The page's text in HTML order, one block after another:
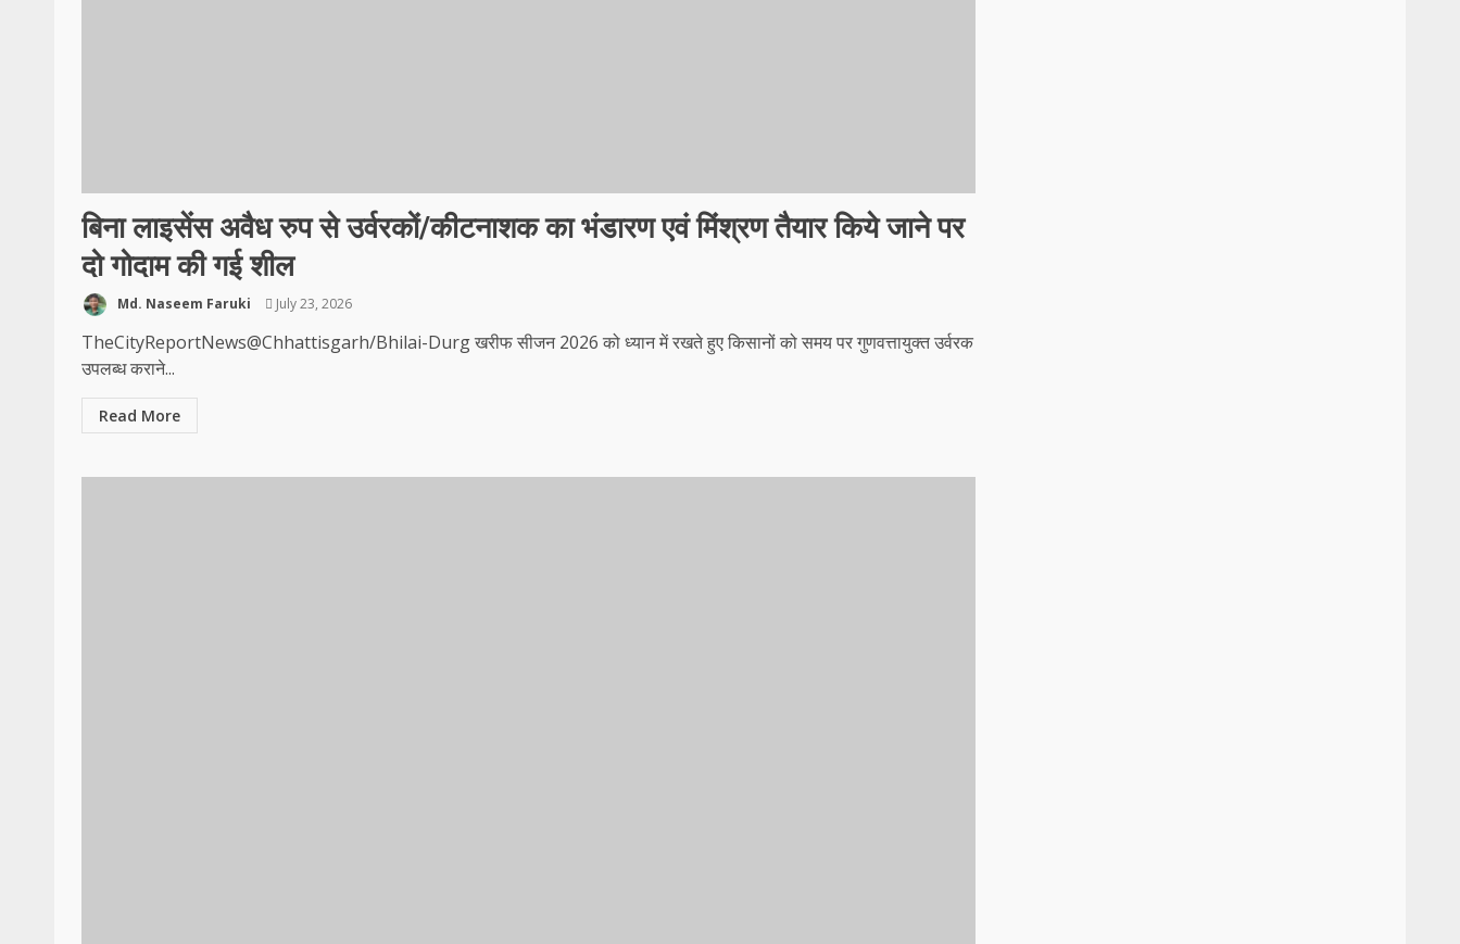
बिना लाइसेंस अवैध रुप से उर्वरकों/कीटनाशक का भंडारण एवं मिंश्रण तैयार किये जाने पर
दो गोदाम की गई शील
Md. Naseem Faruki July 23, 2026
TheCityReportNews@Chhattisgarh/Bhilai-Durg खरीफ सीजन 2026 को ध्यान में रखते हुए किसानों को समय पर गुणवत्तायुक्त उर्वरक
उपलब्ध कराने...
Read More